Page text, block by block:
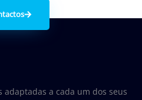
adaptadas a cada um dos seus